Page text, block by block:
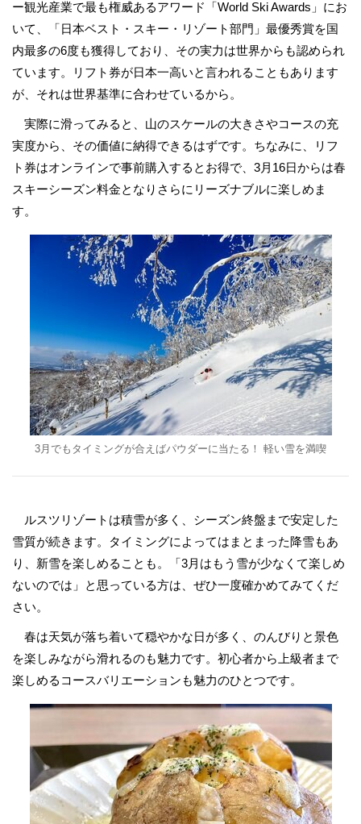
ー観光産業で最も権威あるアワード「World Ski Awards」にお
いて、「日本ベスト・スキー・リゾート部門」最優秀賞を国
内最多の6度も獲得しており、その実力は世界からも認められ
ています。リフト券が日本一高いと言われることもあります
が、それは世界基準に合わせているから。
実際に滑ってみると、山のスケールの大きさやコースの充
実度から、その価値に納得できるはずです。ちなみに、リフ
ト券はオンラインで事前購入するとお得で、3月16日からは春
スキーシーズン料金となりさらにリーズナブルに楽しめま
す。
3月でもタイミングが合えばパウダーに当たる！ 軽い雪を満喫
ルスツリゾートは積雪が多く、シーズン終盤まで安定した
雪質が続きます。タイミングによってはまとまった降雪もあ
り、新雪を楽しめることも。「3月はもう雪が少なくて楽しめ
ないのでは」と思っている方は、ぜひ一度確かめてみてくだ
さい。
春は天気が落ち着いて穏やかな日が多く、のんびりと景色
を楽しみながら滑れるのも魅力です。初心者から上級者まで
楽しめるコースバリエーションも魅力のひとつです。